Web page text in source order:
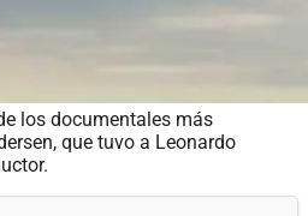
los documentales más
que tuvo a Leonardo